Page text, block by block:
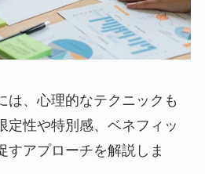
は、心理的なテクニックも
定性や特別感、ベネフィッ
すアプローチを解説しま